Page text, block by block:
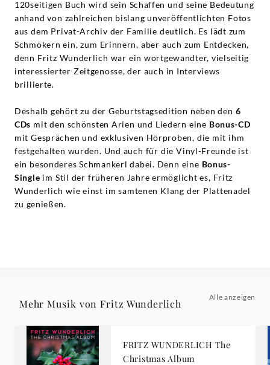
120seitigen Buch wird sein Schaffen und seine Bedeutung
anhand von zahlreichen bislang unveröffentlichten Fotos
aus dem Privat-Archiv der Familie deutlich. Es lädt zum
Schmökern ein, zum Erinnern, aber auch zum Entdecken,
denn Fritz Wunderlich war ein wortgewandter, vielseitig
interessierter Zeitgenosse, der auch in Interviews
brillierte.
Deshalb gehört zu der Geburtstagsedition neben den 6
CDs mit den schönsten Arien und Liedern eine Bonus-CD
mit Gesprächen und exklusiven Hörproben, die mit ihm
festgehalten wurden. Und auch für die Vinyl-Freunde ist
ein besonderes Schmankerl dabei. Denn eine Bonus-
Single im Stil der früheren Jahre ermöglicht es, Fritz
Wunderlich wie einst im samtenen Klang der Plattenadel
zu genießen.
Mehr Musik von Fritz Wunderlich
Alle anzeigen
FRITZ WUNDERLICH The
Christmas Album